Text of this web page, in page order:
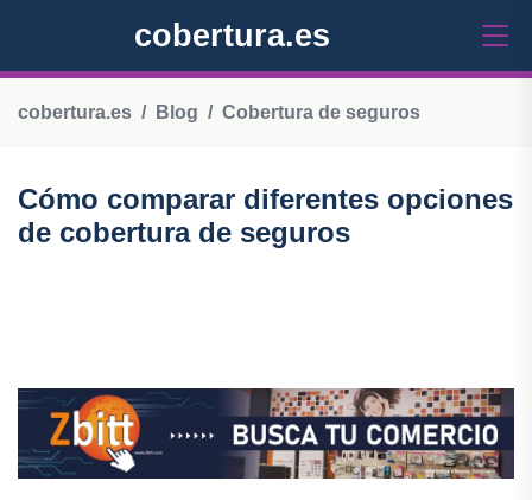
cobertura.es
cobertura.es Blog Cobertura de seguros
Cómo comparar diferentes opciones
de cobertura de seguros